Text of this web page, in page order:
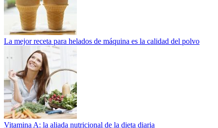
La mejor receta para helados de máquina es la calidad del polvo
Vitamina A: la aliada nutricional de la dieta diaria